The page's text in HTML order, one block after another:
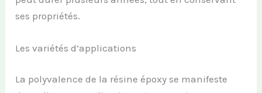
ses propriétés.
Les variétés d’applications
La polyvalence de la résine époxy se manifeste